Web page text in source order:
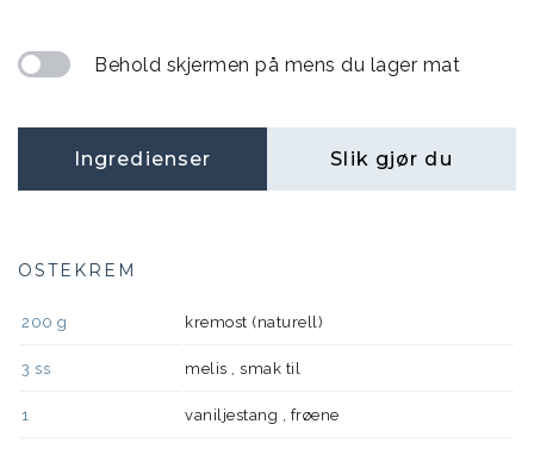
Behold skjermen på mens du lager mat
Ingredienser Slik gjør du
OSTEKREM
200 g kremost (naturell)
3 ss melis , smak til
1 vaniljestang , frøene